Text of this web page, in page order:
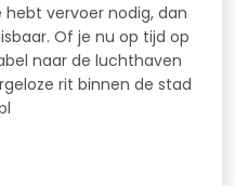
hebt vervoer nodig, dan
Of je nu op tijd op
naar de luchthaven
rit binnen de stad